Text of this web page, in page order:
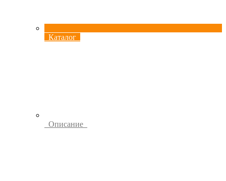
Каталог
Описание